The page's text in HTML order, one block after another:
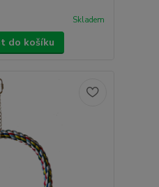
Skladem
do košíku